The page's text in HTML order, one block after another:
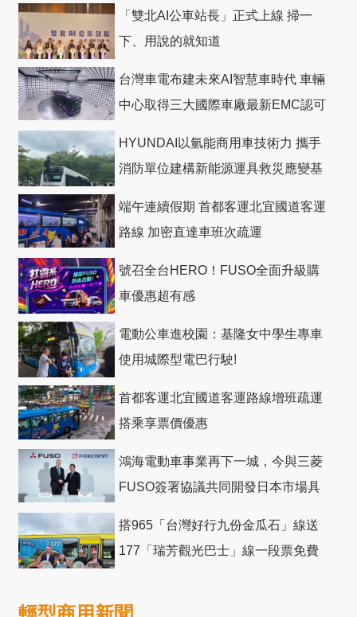
「雙北AI公車站長」正式上線 掃一
下、用說的就知道
台灣車電布建未來AI智慧車時代 車輛
中心取得三大國際車廠最新EMC認可
HYUNDAI以氫能商用車技術力 攜手
消防單位建構新能源運具救災應變基
端午連續假期 首都客運北宜國道客運
路線 加密直達車班次疏運
號召全台HERO！FUSO全面升級購
車優惠超有感
電動公車進校園：基隆女中學生專車
使用城際型電巴行駛!
首都客運北宜國道客運路線增班疏運
搭乘享票價優惠
鴻海電動車事業再下一城，今與三菱
FUSO簽署協議共同開發日本市場具
搭965「台灣好行九份金瓜石」線送
177「瑞芳觀光巴士」線一段票免費